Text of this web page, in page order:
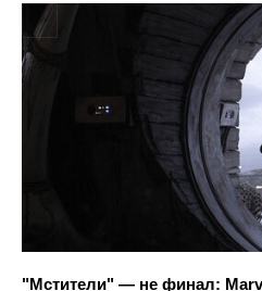
"Мстители" — не финал: